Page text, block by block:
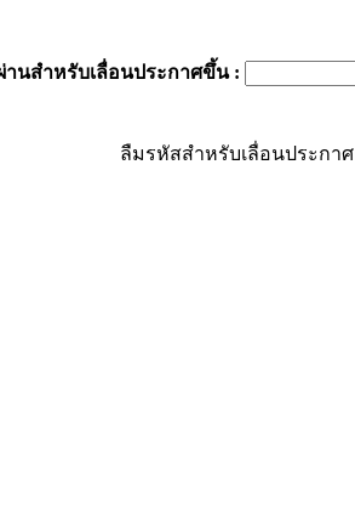
านสำหรับเลื่อนประกาศขึ้น:
ลืมรหัสสำหรับเลื่อนประกาศ